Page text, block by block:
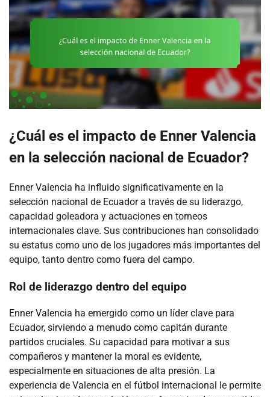
¿Cuál es el impacto de Enner Valencia
en la selección nacional de Ecuador?
Enner Valencia ha influido significativamente en la
selección nacional de Ecuador a través de su liderazgo,
capacidad goleadora y actuaciones en torneos
internacionales clave. Sus contribuciones han consolidado
su estatus como uno de los jugadores más importantes del
equipo, tanto dentro como fuera del campo.
Rol de liderazgo dentro del equipo
Enner Valencia ha emergido como un líder clave para
Ecuador, sirviendo a menudo como capitán durante
partidos cruciales. Su capacidad para motivar a sus
compañeros y mantener la moral es evidente,
especialmente en situaciones de alta presión. La
experiencia de Valencia en el fútbol internacional le permite